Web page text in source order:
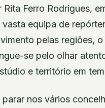
Ferro Rodrigues,
vasta equipa de
pelas regiões, o
se pelo olhar
e território em
nos vários